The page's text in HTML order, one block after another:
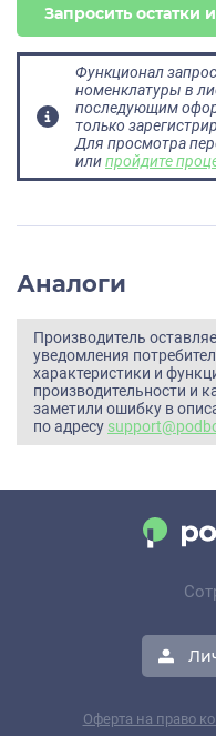
Запросить остатки
Функционал
номенклатуры в
последующим
только
Для просмотра
илипройдите
Аналоги
Производитель
уведомления
характеристики и
производительности и
заметили ошибку в
по адресу
Оферта на право